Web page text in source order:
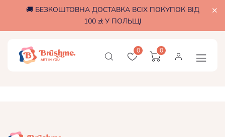
🚚 БЕЗКОШТОВНА ДОСТАВКА ВСІХ ПОКУПОК ВІД
100 zł У ПОЛЬЩІ
0 0